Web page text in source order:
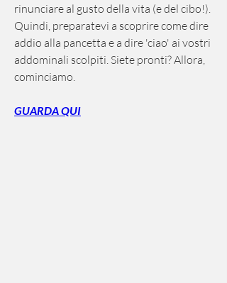
rinunciare al gusto della vita (e del cibo!).
Quindi, preparatevi a scoprire come dire
addio alla pancetta e a dire 'ciao' ai vostri
addominali scolpiti. Siete pronti? Allora,
cominciamo.
GUARDA QUI